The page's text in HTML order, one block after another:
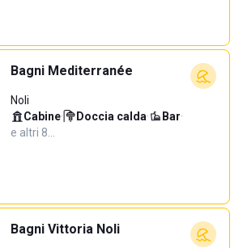
Bagni Mediterranée
Noli
Cabine· Doccia calda· Bar·
e altri 8…
Bagni Vittoria Noli